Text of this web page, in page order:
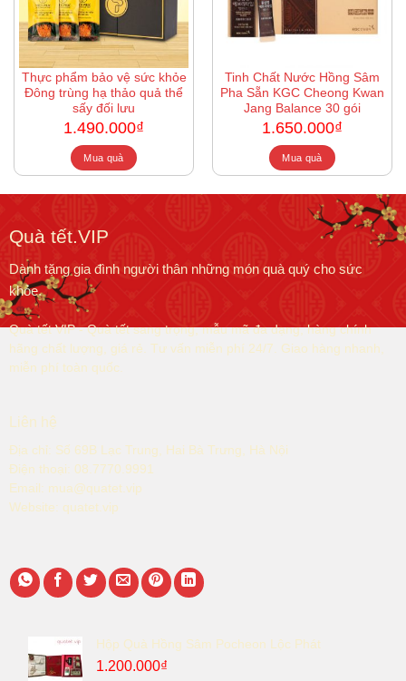
Thực phẩm bảo vệ sức khỏe
Đông trùng hạ thảo quả thể
sấy đối lưu
1.490.000₫
Mua quà
Tinh Chất Nước Hồng Sâm
Pha Sẵn KGC Cheong Kwan
Jang Balance 30 gói
1.650.000₫
Mua quà
Quà tết.VIP
Dành tặng gia đình người thân những món quà quý cho sức
khỏe.
Quà tết VIP - Quà tết sang trọng, mẫu mã đa dạng, hàng chính
hãng chất lượng, giá rẻ. Tư vấn miễn phí 24/7. Giao hàng nhanh,
miễn phí toàn quốc.
Liên hệ
Địa chỉ: Số 69B Lạc Trung, Hai Bà Trưng, Hà Nội
Điện thoại: 08.7770.9991
Email: mua@quatet.vip
Website: quatet.vip
Hộp Quà Hồng Sâm Pocheon Lộc Phát
1.200.000₫